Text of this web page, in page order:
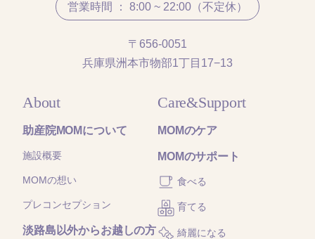
営業時間 ： 8:00 ~ 22:00（不定休）
〒656-0051
兵庫県洲本市物部1丁目17−13
About
助産院MOMについて
施設概要
MOMの想い
プレコンセプション
淡路島以外からお越しの方
Care&Support
MOMのケア
MOMのサポート
食べる
育てる
綺麗になる